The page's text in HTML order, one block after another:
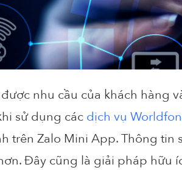
nhu cầu của khách hàng
sử dụng các dịch vụ
trên Zalo Mini App. Thông
Đây cũng là giải pháp hữu